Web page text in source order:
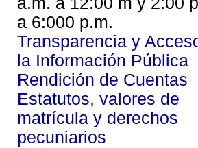
a 6:000 p.m.
Transparencia y
la Información Pública
Rendición de Cuentas
Estatutos, valores de
matrícula y derechos
pecuniarios